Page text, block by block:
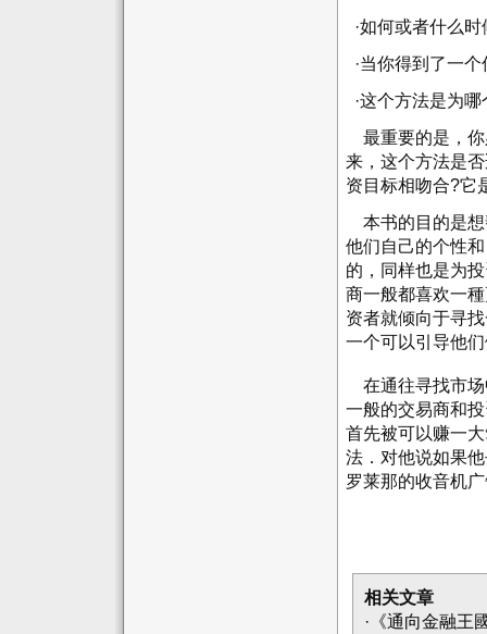
·如何或者什么
·当你得到了一
·这个方法是为
最重要的是，你
来，这个方法是
资目标相吻合?它
本书的目的是想
他们自己的个性
的，同样也是为
商一般都喜欢一
资者就倾向于寻
一个可以引导他
在通往寻找市场
一般的交易商和
首先被可以赚一
法．对他说如果
罗莱那的收音机
相关文章
· 《通向金融王